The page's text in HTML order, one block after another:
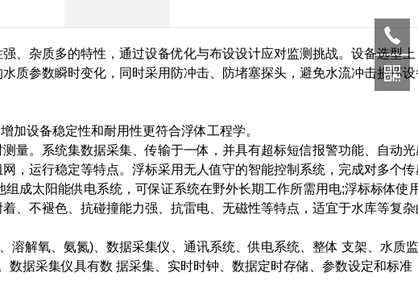
杂质多的特性，通过设备优化与布设设计应对监测挑战。设备选型上
质参数瞬时变化，同时采用防冲击、防堵塞探头，避免水流冲击损坏
加设备稳定性和耐用性更符合浮体工程学。
。系统集数据采集、传输于一体，并具有超标短信报警功能、自动光
，运行稳定等特点。浮标采用无人值守的智能控制系统，完成对多个
成太阳能供电系统，可保证系统在野外长期工作所需用电;浮标标体使
、不褪色、抗碰撞能力强、抗雷电、无磁性等特点，适宜于水库等复
氧、氨氮)、数据采集仪、通讯系统、供电系统、整体 支架、水质
据采集仪具有数 据采集、实时时钟、数据定时存储、参数设定和标准